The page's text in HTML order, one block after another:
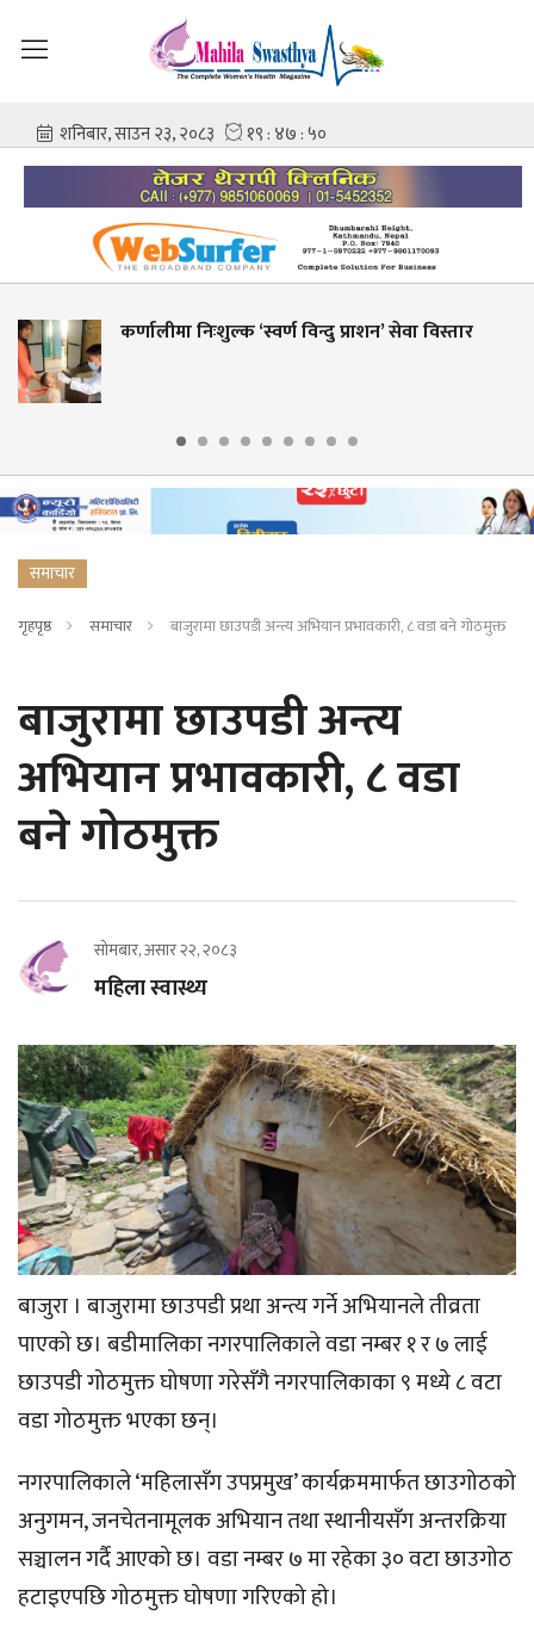
निःशुल्क ‘स्वर्ण विन्दु प्राशन’ सेवा विस्तार
समाचार
गृहपृष्ठ समाचार बाजुरामा छाउपडी अन्त्य अभियान प्रभावकारी, ८ वडा बने गोठमुक्त
बाजुरामा छाउपडी अन्त्य
अभियान प्रभावकारी, ८ वडा
बने गोठमुक्त
सोमबार, असार २२, २०८३
महिला स्वास्थ्य
बाजुरा । बाजुरामा छाउपडी प्रथा अन्त्य गर्ने अभियानले तीव्रता
पाएको छ। बडीमालिका नगरपालिकाले वडा नम्बर १ र ७ लाई
छाउपडी गोठमुक्त घोषणा गरेसँगै नगरपालिकाका ९ मध्ये ८ वटा
वडा गोठमुक्त भएका छन्।
नगरपालिकाले ‘महिलासँग उपप्रमुख’ कार्यक्रममार्फत छाउगोठको
अनुगमन, जनचेतनामूलक अभियान तथा स्थानीयसँग अन्तरक्रिया
सञ्चालन गर्दै आएको छ। वडा नम्बर ७ मा रहेका ३० वटा छाउगोठ
हटाइएपछि गोठमुक्त घोषणा गरिएको हो।